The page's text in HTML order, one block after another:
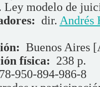
Ley modelo de
dir. Andrés
Buenos Aires
física: 238 p.
950-894-986-8